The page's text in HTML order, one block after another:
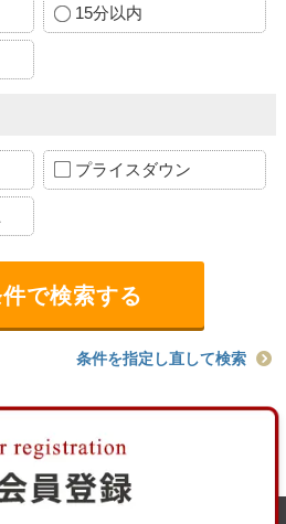
15分以内
プライスダウン
条件を指定し直して検索